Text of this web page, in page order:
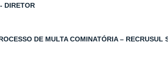
DIRETOR
DE MULTA COMINATÓRIA – RECRUSUL